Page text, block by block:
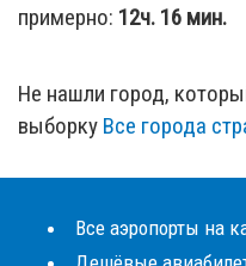
примерно: 12ч. 16 мин.
Не нашли город,
выборку Все города
Все аэропорты на